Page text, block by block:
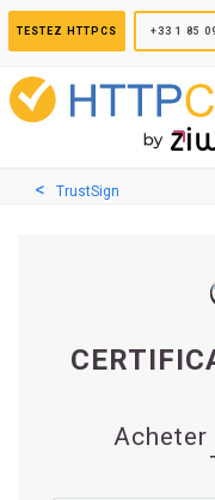
TESTEZ HTTPCS +33 1 85
TrustSign
Panneau de gestion des